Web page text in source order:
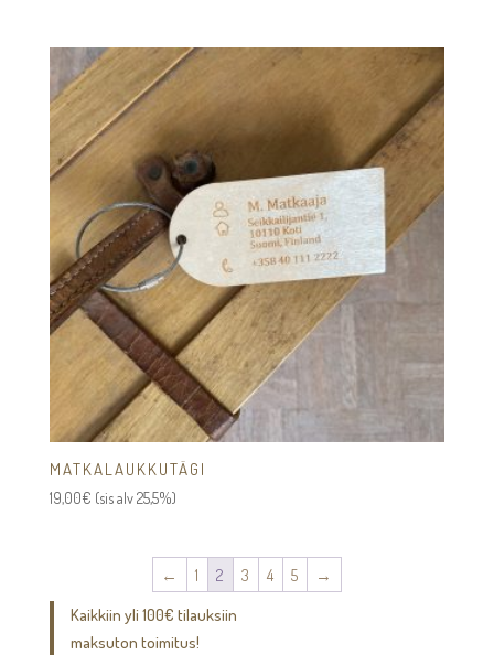
MATKALAUKKUTÄGI
19,00€ (sis alv 25,5%)
← 1 2 3 4 5
→
Kaikkiin yli 100€ tilauksiin
maksuton toimitus!